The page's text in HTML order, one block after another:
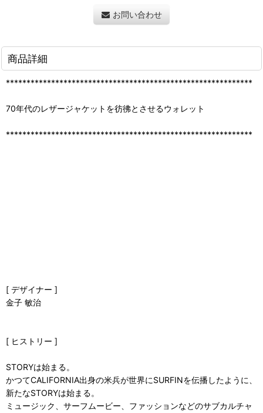
お問い合わせ
商品詳細
************************************************************
70年代のレザージャケットを彷彿とさせるウォレット
************************************************************
[ デザイナー ]
金子 敏治
[ ヒストリー ]
STORYは始まる。
かつてCALIFORNIA出身の米兵が世界にSURFINを伝播したように、
新たなSTORYは始まる。
ミュージック、サーフムービー、ファッションなどのサブカルチャ